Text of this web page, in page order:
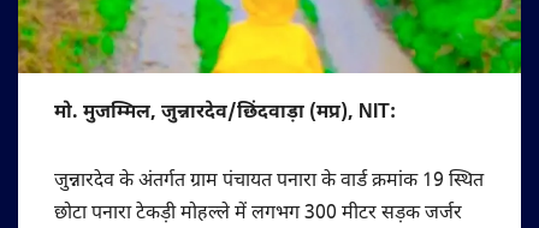
मो. मुजम्मिल, जुन्नारदेव/छिंदवाड़ा (मप्र), NIT:
जुन्नारदेव के अंतर्गत ग्राम पंचायत पनारा के वार्ड क्रमांक 19 स्थित
छोटा पनारा टेकड़ी मोहल्ले में लगभग 300 मीटर सड़क जर्जर